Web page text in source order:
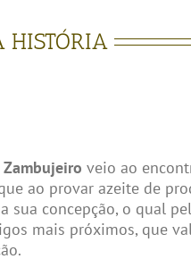
HISTÓRIA
veio ao
ao provar azeite de
sua concepção, o qual
mais próximos, que